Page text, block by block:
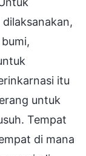
itu
untuk
Tempat
di mana